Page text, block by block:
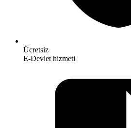
Ücretsiz
E-Devlet hizmeti